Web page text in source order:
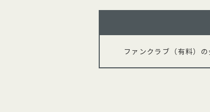
ファンクラブ（有料）